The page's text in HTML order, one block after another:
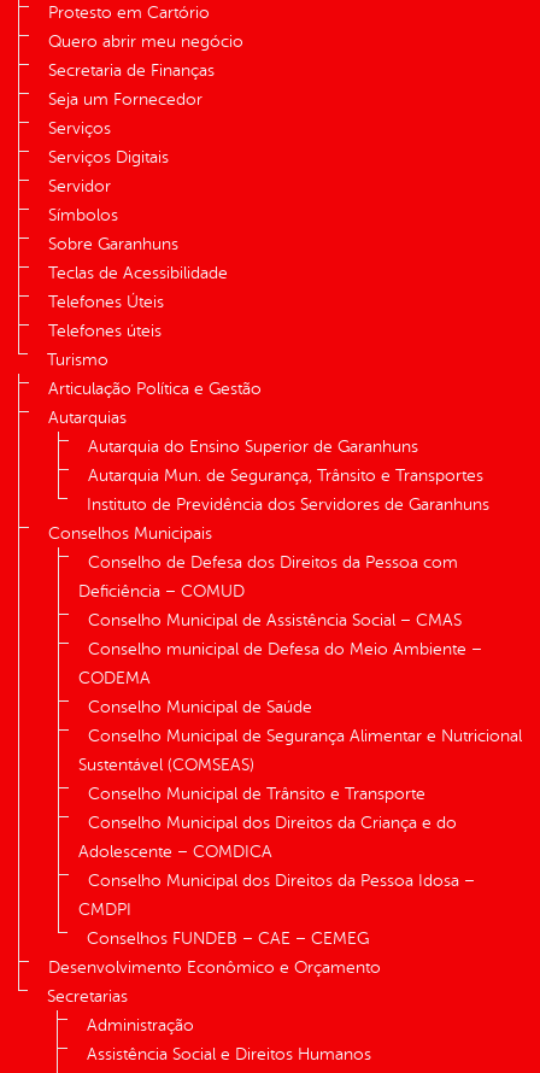
Protesto em Cartório
Quero abrir meu negócio
Secretaria de Finanças
Seja um Fornecedor
Serviços
Serviços Digitais
Servidor
Símbolos
Sobre Garanhuns
Teclas de Acessibilidade
Telefones Úteis
Telefones úteis
Turismo
Articulação Política e Gestão
Autarquias
Autarquia do Ensino Superior de Garanhuns
Autarquia Mun. de Segurança, Trânsito e Transportes
Instituto de Previdência dos Servidores de Garanhuns
Conselhos Municipais
Conselho de Defesa dos Direitos da Pessoa com
Deficiência – COMUD
Conselho Municipal de Assistência Social – CMAS
Conselho municipal de Defesa do Meio Ambiente –
CODEMA
Conselho Municipal de Saúde
Conselho Municipal de Segurança Alimentar e Nutricional
Sustentável (COMSEAS)
Conselho Municipal de Trânsito e Transporte
Conselho Municipal dos Direitos da Criança e do
Adolescente – COMDICA
Conselho Municipal dos Direitos da Pessoa Idosa –
CMDPI
Conselhos FUNDEB – CAE – CEMEG
Desenvolvimento Econômico e Orçamento
Secretarias
Administração
Assistência Social e Direitos Humanos